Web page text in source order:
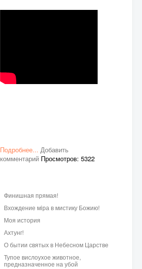
Подробнее... Добавить
комментарий Просмотров: 5322
Финишная прямая!
Вхождение мiра в мистику Божию!
Моя история
Ахтунг!
О бытии святых в Небесном Царстве
Тупое вислоухое животное,
предназначенное на убой